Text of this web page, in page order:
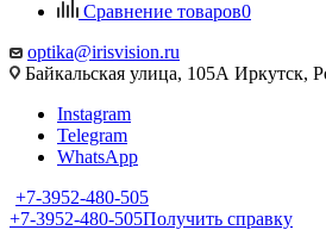
Сравнение товаров0
optika@irisvision.ru
Байкальская улица, 105А Иркутск,
Instagram
Telegram
WhatsApp
+7-3952-480-505
+7-3952-480-505Получить справку